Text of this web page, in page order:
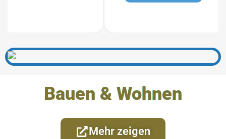
Bauen & Wohnen
Mehr zeigen